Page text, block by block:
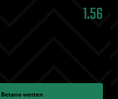
1.56
Betanowetten